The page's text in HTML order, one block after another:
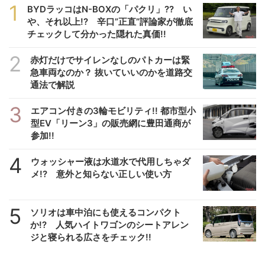
1
BYDラッコはN-BOXの「パクリ」?? い
や、それ以上!? 辛口”正直”評論家が徹底
チェックして分かった隠れた真価!!
2
赤灯だけでサイレンなしのパトカーは緊
急車両なのか？ 抜いていいのかを道路交
通法で解説
3
エアコン付きの3輪モビリティ!! 都市型小
型EV「リーン3」の販売網に豊田通商が
参加!!
4
ウォッシャー液は水道水で代用しちゃダ
メ!? 意外と知らない正しい使い方
5
ソリオは車中泊にも使えるコンパクト
か!? 人気ハイトワゴンのシートアレン
ジと寝られる広さをチェック!!